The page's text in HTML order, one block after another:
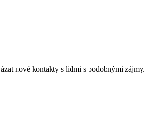
nové kontakty s lidmi s podobnými zájmy.